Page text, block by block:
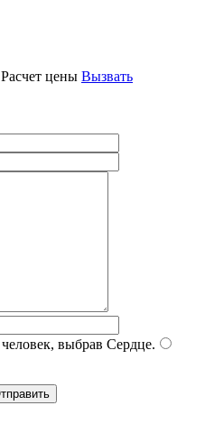
Расчет цены Вызвать
выбрав Сердце.